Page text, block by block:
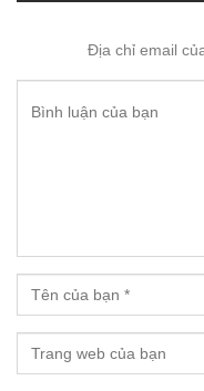
Địa chỉ email